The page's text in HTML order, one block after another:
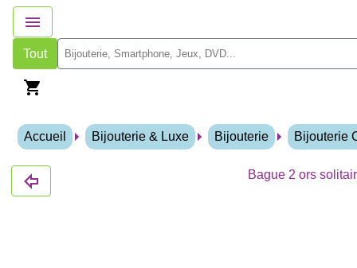
Tout
Accueil Bijouterie & Luxe Bijouterie Bijouterie